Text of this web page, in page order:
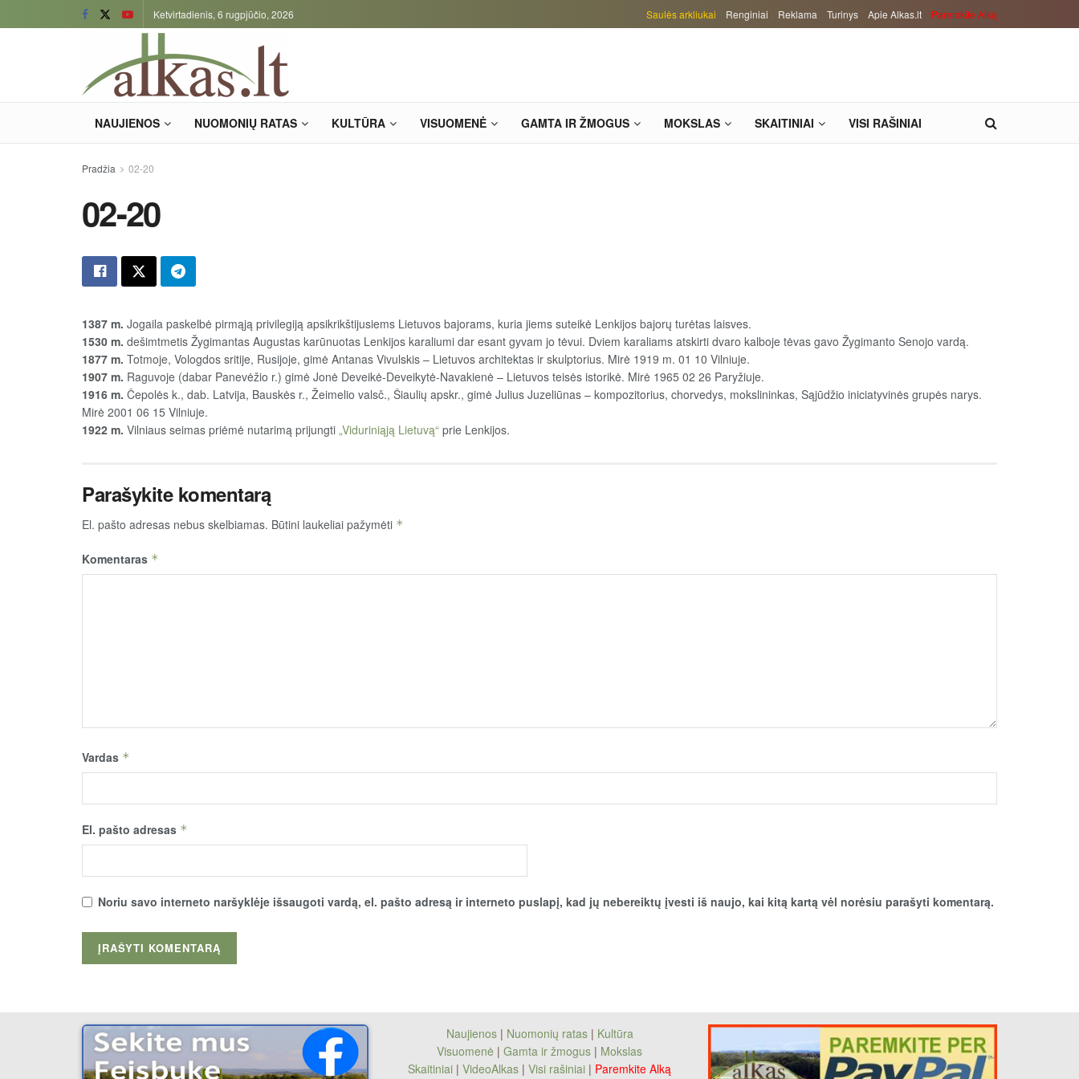
Ketvirtadienis, 6 rugpjūčio, 2026 Saulės arkliukai Renginiai Reklama Turinys Apie Alkas.lt Paremkite Alką
NAUJIENOS NUOMONIŲ RATAS KULTŪRA VISUOMENĖ GAMTA IR ŽMOGUS MOKSLAS SKAITINIAI VISI RAŠINIAI
Pradžia 02-20
02-20
1387 m. Jogaila paskelbė pirmąją privilegiją apsikrikštijusiems Lietuvos bajorams, kuria jiems suteikė Lenkijos bajorų turėtas laisves.
1530 m. dešimtmetis Žygimantas Augustas karūnuotas Lenkijos karaliumi dar esant gyvam jo tėvui. Dviem karaliams atskirti dvaro kalboje tėvas gavo Žygimanto Senojo vardą.
1877 m. Totmoje, Vologdos sritije, Rusijoje, gimė Antanas Vivulskis – Lietuvos architektas ir skulptorius. Mirė 1919 m. 01 10 Vilniuje.
1907 m. Raguvoje (dabar Panevėžio r.) gimė Jonė Deveikė-Deveikytė-Navakienė – Lietuvos teisės istorikė. Mirė 1965 02 26 Paryžiuje.
1916 m. Čepolės k., dab. Latvija, Bauskės r., Žeimelio valsč., Šiaulių apskr., gimė Julius Juzeliūnas – kompozitorius, chorvedys, mokslininkas, Sąjūdžio iniciatyvinės grupės narys.
Mirė 2001 06 15 Vilniuje.
1922 m. Vilniaus seimas priėmė nutarimą prijungti „Viduriniąją Lietuvą“ prie Lenkijos.
Parašykite komentarą
El. pašto adresas nebus skelbiamas. Būtini laukeliai pažymėti *
Komentaras *
Vardas *
El. pašto adresas *
Noriu savo interneto naršyklėje išsaugoti vardą, el. pašto adresą ir interneto puslapį, kad jų nebereiktų įvesti iš naujo, kai kitą kartą vėl norėsiu parašyti komentarą.
Naujienos| Nuomonių ratas| Kultūra
Visuomenė | Gamta ir žmogus | Mokslas
Skaitiniai | VideoAlkas | Visi rašiniai | Paremkite Alką